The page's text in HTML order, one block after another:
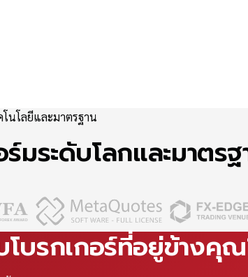
โนโลยีและมาตรฐาน
ระดับโลกและมาตรฐ
โบรกเกอร์ที่อยู่ข้างคุ